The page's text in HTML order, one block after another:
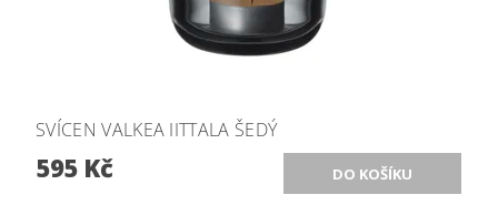
SVÍCEN VALKEA IITTALA ŠEDÝ
595 Kč